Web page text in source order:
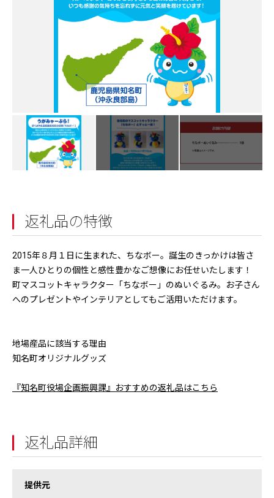
返礼品の特徴
2015年８月１日に生まれた、ちなボー。誕生のきっかけは皆さ
ま一人ひとりの個性と感性豊かなご想像にお任せいたします！
町マスコットキャラクター「ちなボー」のぬいぐるみ。お子さん
へのプレゼントやインテリアとしてもご活用いただけます。
地場産品に該当する理由
知名町オリジナルグッズ
『知名町役場企画振興課』おすすめの返礼品はこちら
返礼品詳細
提供元